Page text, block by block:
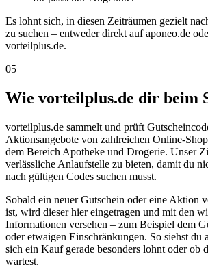
Es lohnt sich, in diesen Zeiträumen gezielt
zu suchen – entweder direkt auf aponeo.de
vorteilplus.de.
05
Wie vorteilplus.de dir beim
vorteilplus.de sammelt und prüft
Aktionsangebote von zahlreichen Online-
dem Bereich Apotheke und Drogerie. Unser
verlässliche Anlaufstelle zu bieten, damit du
nach gültigen Codes suchen musst.
Sobald ein neuer Gutschein oder eine Aktion
ist, wird dieser hier eingetragen und mit den
Informationen versehen – zum Beispiel dem
oder etwaigen Einschränkungen. So siehst du
sich ein Kauf gerade besonders lohnt oder ob
wartest.